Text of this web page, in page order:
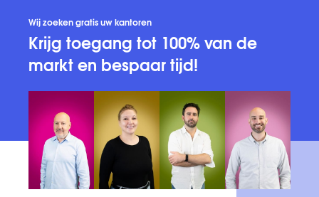
Wij zoeken gratis uw kantoren
Krijg toegang tot 100% van de
markt en bespaar tijd!